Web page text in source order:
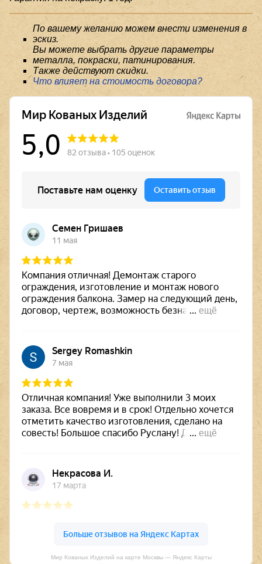
По вашему желанию можем внести изменения в
эскиз.
Вы можете выбрать другие параметры
металла, покраски, патинирования.
Также действуют скидки.
Что влияет на стоимость договора?
Мир Кованых Изделий на карте Москвы — Яндекс Карты